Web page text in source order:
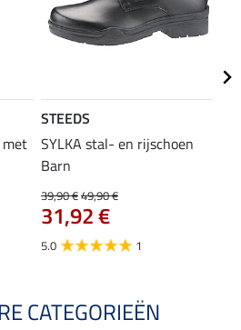
STEEDS
SYLKA stal- en rijschoen
Barn
39,90 €49,90 €
31,92 €
5.0 1
CATEGORIEËN